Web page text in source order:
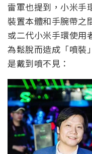
雷軍也提到，小米手
裝置本體和手腕帶之
或二代小米手環使用
為鬆脫而造成「噴裝
是戴到噴不見：